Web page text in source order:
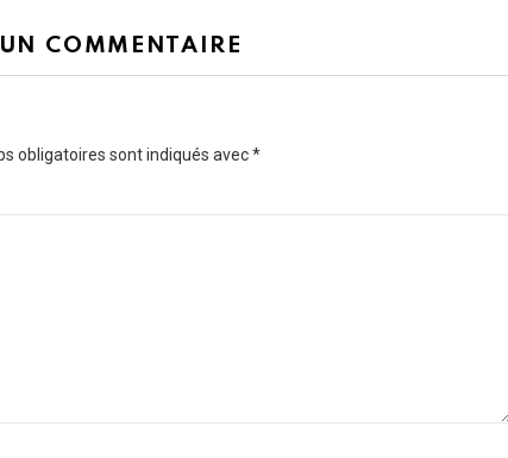
COMMENTAIRE
obligatoires sont indiqués avec*